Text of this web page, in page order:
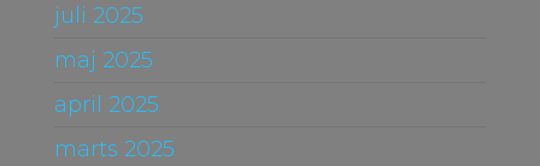
juli 2025
maj 2025
april 2025
marts 2025